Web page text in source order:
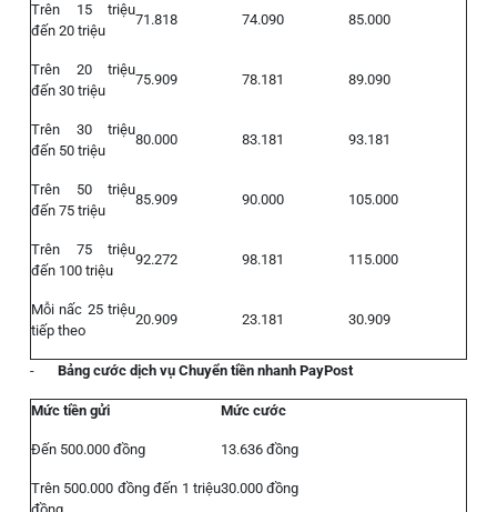
Trên 15 triệu
đến 20 triệu
71.818 74.090 85.000
Trên 20 triệu
đến 30 triệu
75.909 78.181 89.090
Trên 30 triệu
đến 50 triệu
80.000 83.181 93.181
Trên 50 triệu
đến 75 triệu
85.909 90.000 105.000
Trên 75 triệu
đến 100 triệu
92.272 98.181 115.000
Mỗi nấc 25 triệu
tiếp theo
20.909 23.181 30.909
- Bảng cước dịch vụ Chuyển tiền nhanh PayPost
Mức tiền gửi Mức cước
Đến 500.000 đồng 13.636 đồng
Trên 500.000 đồng đến 1 triệu30.000 đồng